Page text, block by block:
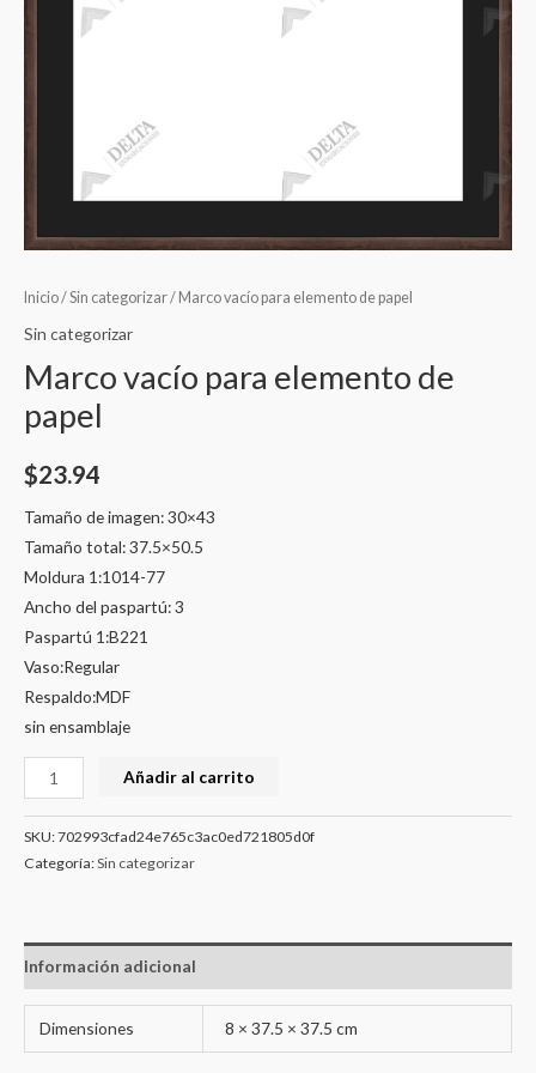
Inicio/Sin categorizar/ Marco vacío para elemento de papel
Sin categorizar
Marco vacío para elemento de
papel
$23.94
Tamaño de imagen: 30×43
Tamaño total: 37.5×50.5
Moldura 1:1014-77
Ancho del paspartú: 3
Paspartú 1:B221
Vaso:Regular
Respaldo:MDF
sin ensamblaje
Añadir al carrito
SKU:702993cfad24e765c3ac0ed721805d0f
Categoría:Sin categorizar
Información adicional
Dimensiones 8 × 37.5 × 37.5 cm